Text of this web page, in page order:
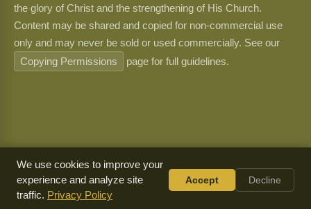
the glory of Christ and the strengthening of His Church.
Content may be shared and copied for non-commercial use
only and may never be sold or used commercially. See our
Copying Permissions
page for full guidelines.
We use cookies to improve your
experience and analyze site
traffic. Privacy Policy
Accept Decline